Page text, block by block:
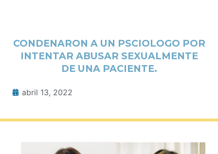
CONDENARON A UN PSCIOLOGO POR
INTENTAR ABUSAR SEXUALMENTE
DE UNA PACIENTE.
abril 13, 2022